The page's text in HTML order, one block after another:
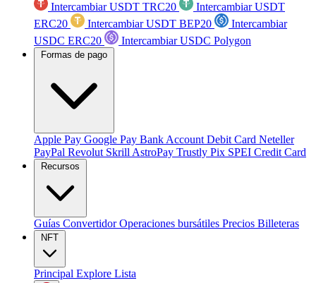
Intercambiar USDT TRC20
Intercambiar USDT
ERC20
Intercambiar USDT BEP20
Intercambiar
USDC ERC20
Intercambiar USDC Polygon
Formas de pago
Apple Pay Google Pay Bank Account Debit Card Neteller
PayPal Revolut Skrill AstroPay Trustly Pix SPEI Credit Card
Recursos
Guías ConvertidorOperaciones bursátiles Precios Billeteras
NFT
Principal Explore Lista